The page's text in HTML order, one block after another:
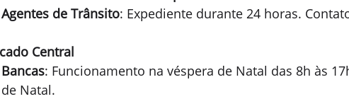
Agentes de Trânsito: Expediente durante 24 horas.
Central
Bancas: Funcionamento na véspera de Natal das 8h às
de Natal.